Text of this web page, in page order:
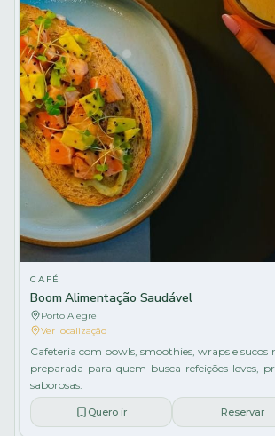
CAFÉ
Boom Alimentação Saudável
Porto Alegre
Ver localização
Cafeteria com bowls, smoothies, wraps e sucos
preparada para quem busca refeições leves,
saborosas.
Quero ir Reservar